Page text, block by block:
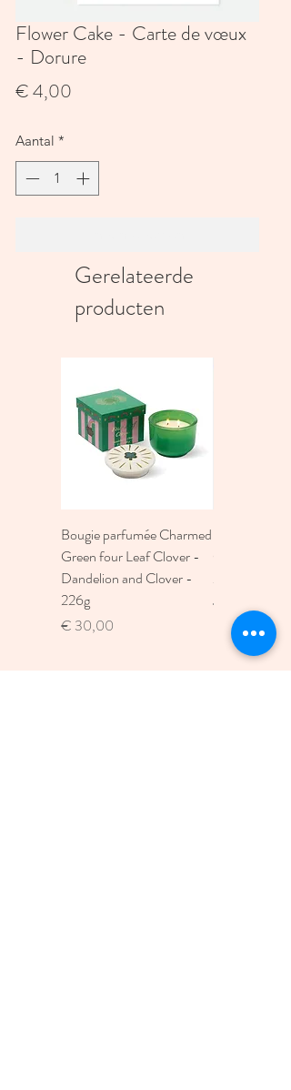
Flower Cake - Carte de vœux
- Dorure
€ 4,00
Aantal *
Gerelateerde
producten
Bougie parfumée Charmed
Green four Leaf Clover -
Dandelion and Clover -
226g
Prijs
€ 30,00
Moon
Prijs
€ 30,00